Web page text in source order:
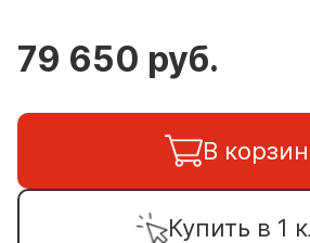
79 650 руб.
В
Купить в 1